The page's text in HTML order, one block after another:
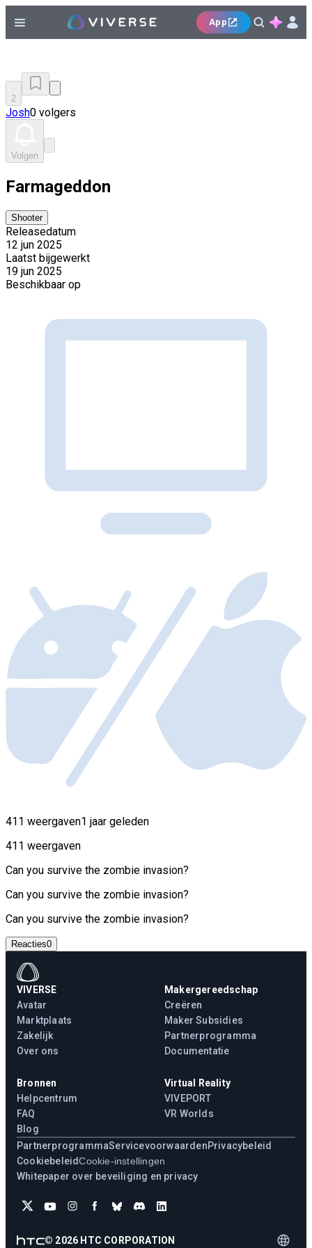
App
2
Josh0 volgers
Volgen
Farmageddon
Shooter
Releasedatum
12 jun 2025
Laatst bijgewerkt
19 jun 2025
Beschikbaar op
411 weergaven1 jaar geleden
411 weergaven
Can you survive the zombie invasion?
Can you survive the zombie invasion?
Can you survive the zombie invasion?
Reacties0
VIVERSE
Avatar
Marktplaats
Zakelijk
Over ons
Makergereedschap
Creëren
Maker Subsidies
Partnerprogramma
Documentatie
Bronnen
Helpcentrum
FAQ
Blog
Virtual Reality
VIVEPORT
VR Worlds
PartnerprogrammaServicevoorwaardenPrivacybeleid
CookiebeleidCookie-instellingen
Whitepaper over beveiliging en privacy
© 2026 HTC CORPORATION